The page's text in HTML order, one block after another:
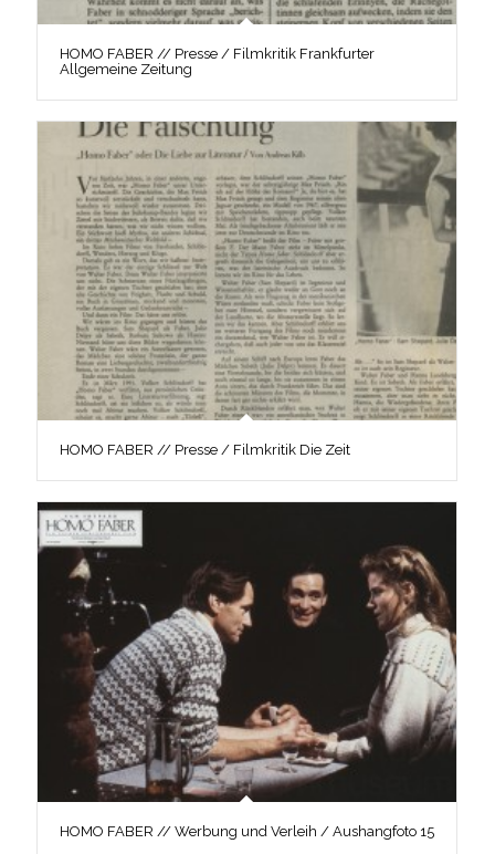
HOMO FABER // Presse / Filmkritik Frankfurter
Allgemeine Zeitung
HOMO FABER // Presse / Filmkritik Die Zeit
HOMO FABER // Werbung und Verleih / Aushangfoto 15